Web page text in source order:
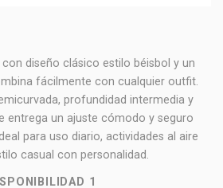
diseño clásico estilo béisbol y un
fácilmente con cualquier outfit.
profundidad intermedia y
entrega un ajuste cómodo y seguro
para uso diario, actividades al aire
casual con personalidad.
1